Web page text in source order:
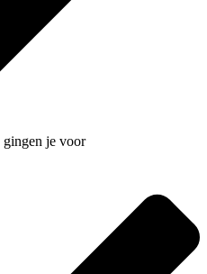
gingen je voor